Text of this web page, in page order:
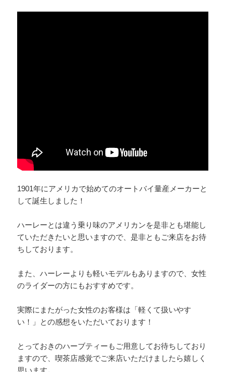
1901年にアメリカで始めてのオートバイ量産メーカーと
して誕生しました！
ハーレーとは違う乗り味のアメリカンを是非とも堪能し
ていただきたいと思いますので、是非ともご来店をお待
ちしております。
また、ハーレーよりも軽いモデルもありますので、女性
のライダーの方にもおすすめです。
実際にまたがった女性のお客様は「軽くて扱いやす
い！」との感想をいただいております！
とっておきのハーブティーもご用意してお待ちしており
ますので、喫茶店感覚でご来店いただけましたら嬉しく
思います。